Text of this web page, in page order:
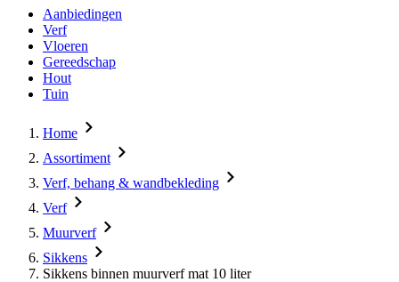
Aanbiedingen
Verf
Vloeren
Gereedschap
Hout
Tuin
Home
Assortiment
Verf, behang & wandbekleding
Verf
Muurverf
Sikkens
Sikkens binnen muurverf mat 10 liter